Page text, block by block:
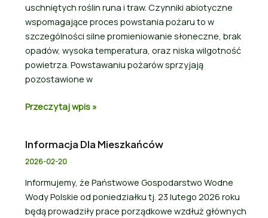
uschniętych roślin runa i traw. Czynniki abiotyczne
wspomagające proces powstania pożaru to w
szczególności silne promieniowanie słoneczne, brak
opadów, wysoka temperatura, oraz niska wilgotność
powietrza. Powstawaniu pożarów sprzyjają
pozostawione w
Przeczytaj wpis »
Informacja Dla Mieszkańców
2026-02-20
Informujemy, że Państwowe Gospodarstwo Wodne
Wody Polskie od poniedziałku tj. 23 lutego 2026 roku
będą prowadziły prace porządkowe wzdłuż głównych